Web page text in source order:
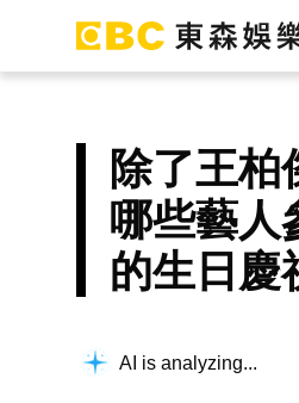
除了王柏
哪些藝人
的生日慶
AI is analyzing...